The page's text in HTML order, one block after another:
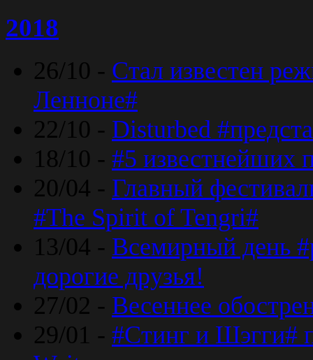
2018
26/10 - Стал известен
Ленноне#
22/10 - Disturbed
18/10 - #5 известнейших
20/04 - Главный
#The Spirit of Tengri#
13/04 - Всемирный день
дорогие друзья!
27/02 - Весеннее
29/01 - #Стинг и Шэгги#